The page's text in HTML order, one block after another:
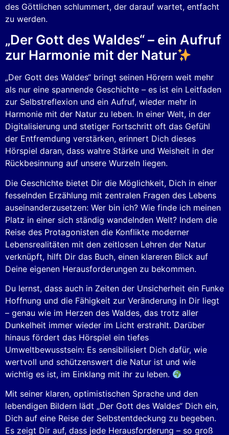
des Göttlichen schlummert, der darauf wartet, entfacht
zu werden.
„Der Gott des Waldes“ – ein Aufruf
zur Harmonie mit der Natur
„Der Gott des Waldes“ bringt seinen Hörern weit mehr
als nur eine spannende Geschichte – es ist ein Leitfaden
zur Selbstreflexion und ein Aufruf, wieder mehr in
Harmonie mit der Natur zu leben. In einer Welt, in der
Digitalisierung und stetiger Fortschritt oft das Gefühl
der Entfremdung verstärken, erinnert Dich dieses
Hörspiel daran, dass wahre Stärke und Weisheit in der
Rückbesinnung auf unsere Wurzeln liegen.
Die Geschichte bietet Dir die Möglichkeit, Dich in einer
fesselnden Erzählung mit zentralen Fragen des Lebens
auseinanderzusetzen: Wer bin ich? Wie finde ich meinen
Platz in einer sich ständig wandelnden Welt? Indem die
Reise des Protagonisten die Konflikte moderner
Lebensrealitäten mit den zeitlosen Lehren der Natur
verknüpft, hilft Dir das Buch, einen klareren Blick auf
Deine eigenen Herausforderungen zu bekommen.
Du lernst, dass auch in Zeiten der Unsicherheit ein Funke
Hoffnung und die Fähigkeit zur Veränderung in Dir liegt
– genau wie im Herzen des Waldes, das trotz aller
Dunkelheit immer wieder im Licht erstrahlt. Darüber
hinaus fördert das Hörspiel ein tiefes
Umweltbewusstsein: Es sensibilisiert Dich dafür, wie
wertvoll und schützenswert die Natur ist und wie
wichtig es ist, im Einklang mit ihr zu leben.
Mit seiner klaren, optimistischen Sprache und den
lebendigen Bildern lädt „Der Gott des Waldes“ Dich ein,
Dich auf eine Reise der Selbstentdeckung zu begeben.
Es zeigt Dir auf, dass jede Herausforderung – so groß